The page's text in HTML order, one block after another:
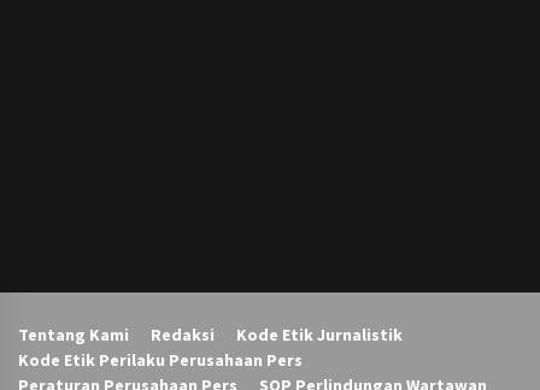
Tentang Kami Redaksi
Kode Etik Jurnalistik
Kode Etik Perilaku Perusahaan Pers
Peraturan Perusahaan Pers
SOP Perlindungan Wartawan